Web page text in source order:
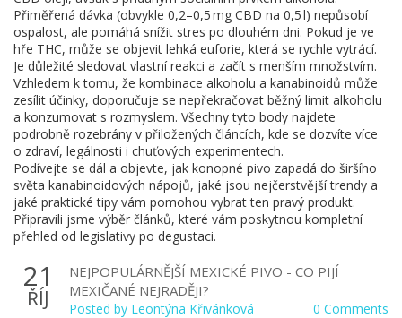
Přiměřená dávka (obvykle 0,2–0,5 mg CBD na 0,5 l) nepůsobí
ospalost, ale pomáhá snížit stres po dlouhém dni. Pokud je ve
hře THC, může se objevit lehká euforie, která se rychle vytrácí.
Je důležité sledovat vlastní reakci a začít s menším množstvím.
Vzhledem k tomu, že kombinace alkoholu a kanabinoidů může
zesílit účinky, doporučuje se nepřekračovat běžný limit alkoholu
a konzumovat s rozmyslem. Všechny tyto body najdete
podrobně rozebrány v přiložených článcích, kde se dozvíte více
o zdraví, legálnosti i chuťových experimentech.
Podívejte se dál a objevte, jak konopné pivo zapadá do širšího
světa kanabinoidových nápojů, jaké jsou nejčerstvější trendy a
jaké praktické tipy vám pomohou vybrat ten pravý produkt.
Připravili jsme výběr článků, které vám poskytnou kompletní
přehled od legislativy po degustaci.
21
ŘÍJ
NEJPOPULÁRNĚJŠÍ MEXICKÉ PIVO - CO PIJÍ
MEXIČANÉ NEJRADĚJI?
Posted by Leontýna Křivánková 0 Comments